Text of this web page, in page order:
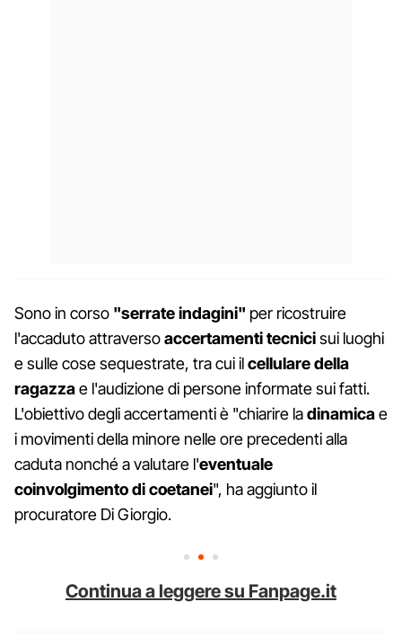
Sono in corso "serrate indagini" per ricostruire
l'accaduto attraversoaccertamenti tecnicisui luoghi
e sulle cose sequestrate, tra cui ilcellulare della
ragazzae l'audizione di persone informate sui fatti.
L'obiettivo degli accertamenti è "chiarire ladinamicae
i movimenti della minore nelle ore precedenti alla
caduta nonché a valutare l'eventuale
coinvolgimento di coetanei", ha aggiunto il
procuratore Di Giorgio.
Continua a leggere su Fanpage.it